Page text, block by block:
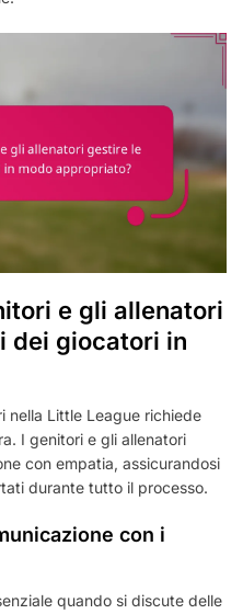
e gli allenatori
dei giocatori in
nella Little League richiede
I genitori e gli allenatori
con empatia, assicurandosi
durante tutto il processo.
con i
quando si discute delle